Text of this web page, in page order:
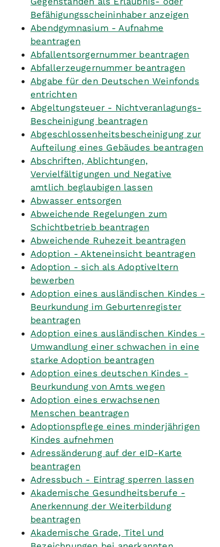
Befähigungsscheininhaber anzeigen
Abendgymnasium - Aufnahme
beantragen
Abfallentsorgernummer beantragen
Abfallerzeugernummer beantragen
Abgabe für den Deutschen Weinfonds
entrichten
Abgeltungsteuer - Nichtveranlagungs-
Bescheinigung beantragen
Abgeschlossenheitsbescheinigung zur
Aufteilung eines Gebäudes beantragen
Abschriften, Ablichtungen,
Vervielfältigungen und Negative
amtlich beglaubigen lassen
Abwasser entsorgen
Abweichende Regelungen zum
Schichtbetrieb beantragen
Abweichende Ruhezeit beantragen
Adoption - Akteneinsicht beantragen
Adoption - sich als Adoptiveltern
bewerben
Adoption eines ausländischen Kindes -
Beurkundung im Geburtenregister
beantragen
Adoption eines ausländischen Kindes -
Umwandlung einer schwachen in eine
starke Adoption beantragen
Adoption eines deutschen Kindes -
Beurkundung von Amts wegen
Adoption eines erwachsenen
Menschen beantragen
Adoptionspflege eines minderjährigen
Kindes aufnehmen
Adressänderung auf der eID-Karte
beantragen
Adressbuch - Eintrag sperren lassen
Akademische Gesundheitsberufe -
Anerkennung der Weiterbildung
beantragen
Akademische Grade, Titel und